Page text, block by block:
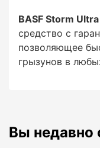
Хранить в
животных
BASF Storm Ultra
средство с
позволяющее
грызунов в
Вы недавно